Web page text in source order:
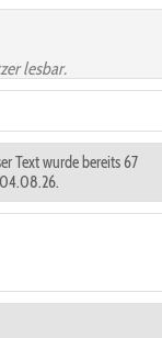
lesbar.
Text wurde bereits 67